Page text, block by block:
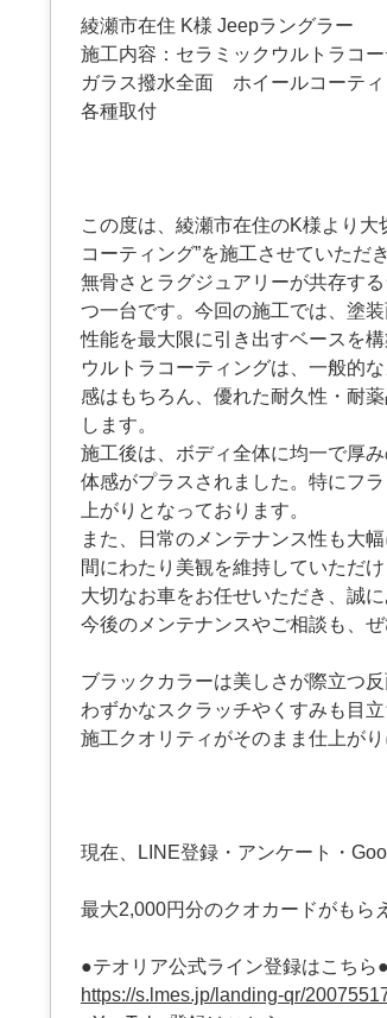
綾瀬市在住 K様 Jeepラングラー
施工内容：セラミックウルトラコ
ガラス撥水全面 ホイールコーテ
各種取付
この度は、綾瀬市在住のK様より
コーティング”を施工させていただ
無骨さとラグジュアリーが共存す
つ一台です。今回の施工では、塗
性能を最大限に引き出すベースを構
ウルトラコーティングは、一般的
感はもちろん、優れた耐久性・耐
します。
施工後は、ボディ全体に均一で厚
体感がプラスされました。特にフ
上がりとなっております。
また、日常のメンテナンス性も大
間にわたり美観を維持していただけ
大切なお車をお任せいただき、誠
今後のメンテナンスやご相談も、
ブラックカラーは美しさが際立つ反
わずかなスクラッチやくすみも目立
施工クオリティがそのまま仕上が
現在、LINE登録・アンケート・
最大2,000円分のクオカードがもら
●テオリア公式ライン登録はこちら●
https://s.lmes.jp/landing-qr/